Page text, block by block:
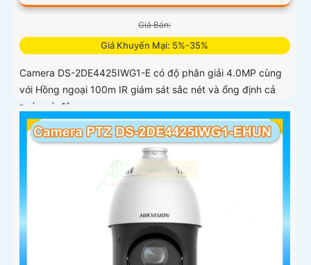
Giá Bán:
Giá Khuyến Mại: 5%-35%
Camera DS-2DE4425IWG1-E có độ phân giải 4.0MP cùng
với Hồng ngoại 100m IR giám sát sắc nét và ổng định cả
ngày và đêm